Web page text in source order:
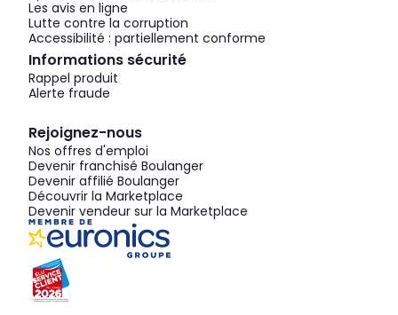
Les avis en ligne
Lutte contre la corruption
Accessibilité : partiellement conforme
Informations sécurité
Rappel produit
Alerte fraude
Rejoignez-nous
Nos offres d'emploi
Devenir franchisé Boulanger
Devenir affilié Boulanger
Découvrir la Marketplace
Devenir vendeur sur la Marketplace